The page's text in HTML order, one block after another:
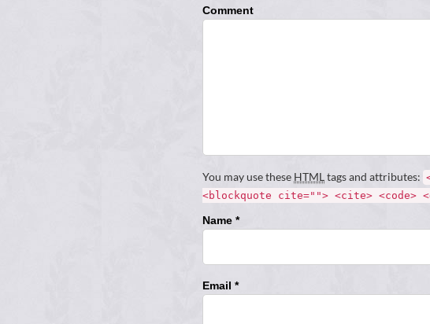
Comment
You may use these HTML tags and attributes:
<blockquote cite=""> <cite> <code>
Name *
Email *